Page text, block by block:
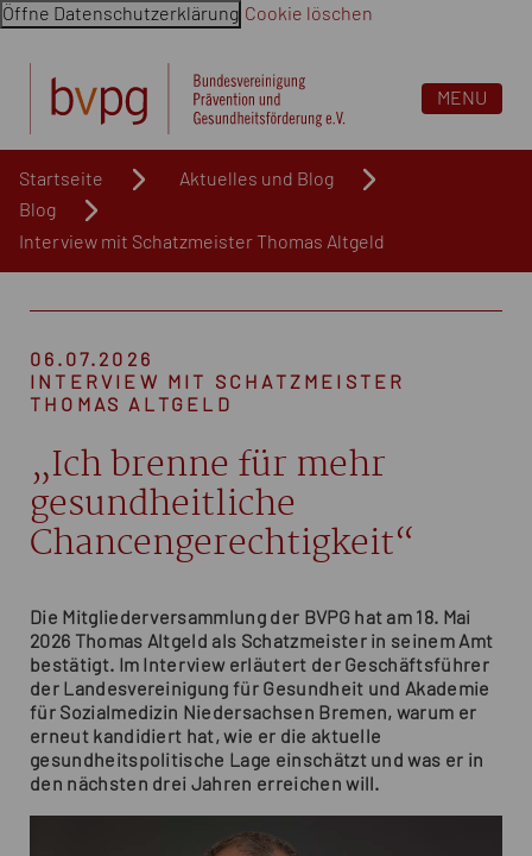
Öffne Datenschutzerklärung Cookie löschen
MENU
Startseite
Aktuelles und Blog
Blog
Interview mit Schatzmeister Thomas Altgeld
06.07.2026
INTERVIEW MIT SCHATZMEISTER
THOMAS ALTGELD
„Ich brenne für mehr
gesundheitliche
Chancengerechtigkeit“
Die Mitgliederversammlung der BVPG hat am 18. Mai
2026 Thomas Altgeld als Schatzmeister in seinem Amt
bestätigt. Im Interview erläutert der Geschäftsführer
der Landesvereinigung für Gesundheit und Akademie
für Sozialmedizin Niedersachsen Bremen, warum er
erneut kandidiert hat, wie er die aktuelle
gesundheitspolitische Lage einschätzt und was er in
den nächsten drei Jahren erreichen will.